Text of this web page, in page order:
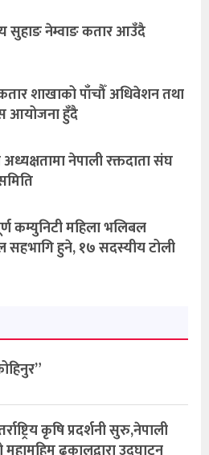
सुहाङ नेम्वाङ कतार आउँदै
शाखाको पाँचौँ अधिवेशन तथा
आयोजना हुँदै
नेपाली रक्तदाता संघ
कम्युनिटी महिला भलिबल
सहभागि हुने, १७ सदस्यीय टोली
कृषि प्रदर्शनी सुरु,नेपाली